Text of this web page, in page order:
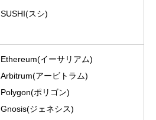
SUSHI(スシ)
Ethereum(イーサリアム)
Arbitrum(アービトラム)
Polygon(ポリゴン)
Gnosis(ジェネシス)